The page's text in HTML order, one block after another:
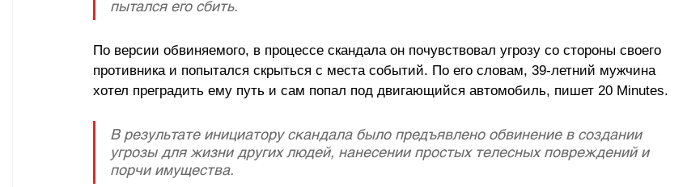
пытался его сбить.
По версии обвиняемого, в процессе скандала он почувствовал угрозу со стороны своего
противника и попытался скрыться с места событий. По его словам, 39-летний мужчина
хотел преградить ему путь и сам попал под двигающийся автомобиль, пишет 20 Minutes.
В результате инициатору скандала было предъявлено обвинение в создании
угрозы для жизни других людей, нанесении простых телесных повреждений и
порчи имущества.